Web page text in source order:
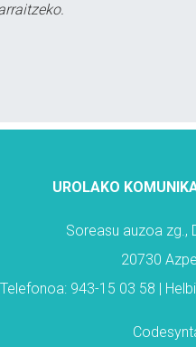
UROLAKO
Soreasu auzoa zg.,
20730
Telefonoa: 943-15 03 58 |